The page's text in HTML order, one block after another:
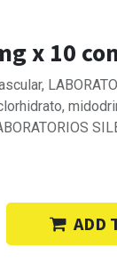
x 10
ADD